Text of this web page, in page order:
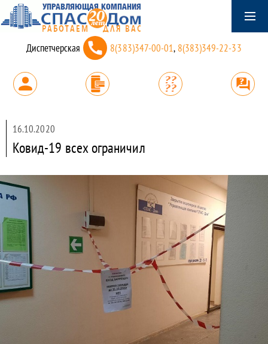
Диспетчерская 8(383)347-00-01, 8(383)349-22-33
16.10.2020
Ковид-19 всех ограничил